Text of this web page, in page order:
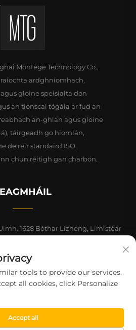
Montege Technology Co.,
ardghníomhach,
gloine speisialta don
an tionscal tógála ar fud an
an-ghlan agus gloine
táirgeadh go hiomlán,
de réir standaird ISO.
chun réitigh gan charbón.
1628 Bóthar Lizheng, Limistéar
Montege Technology Co., Ltd.
Príobháideachta
tools to provide our services.
all cookies, click Personalize
Accept all